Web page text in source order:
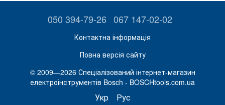
050 394-79-26 067 147-02-02
Контактна інформація
Повна версія сайту
© 2009—2026 Спеціалізований інтернет-магазин
електроінструментів Bosch - BOSCHtools.com.ua
Укр Рус